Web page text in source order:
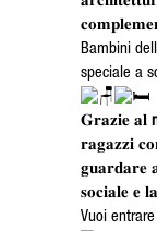
Bambini
speciale a
𝐆𝐫𝐚𝐳𝐢𝐞 𝐚𝐥
𝐫𝐚𝐠𝐚𝐳𝐳𝐢
𝐠𝐮𝐚𝐫𝐝𝐚𝐫𝐞
𝐬𝐨𝐜𝐢𝐚𝐥𝐞 𝐞
Vuoi